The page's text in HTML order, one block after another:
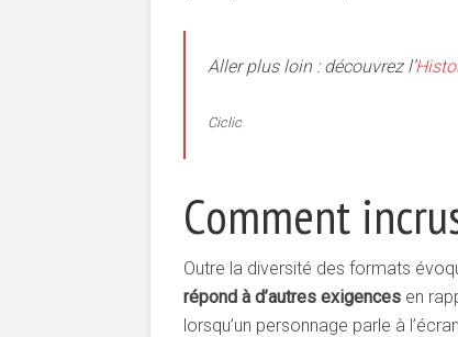
Aller plus loin : découvrez l’
Ciclic
Comment
Outre la diversité des formats
répond à d’autres exigences en
lorsqu’un personnage parle à